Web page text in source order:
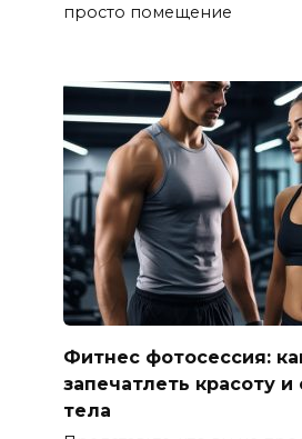
просто помещение
Фитнес фотосессия:
запечатлеть красоту и
тела